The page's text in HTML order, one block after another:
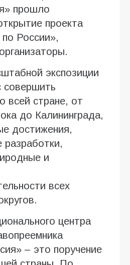
прошло
проекта
России»,
экспозиции
совершить
всей стране, от
до Калининграда,
достижения,
разработки,
и
всех
центра
– это поручение